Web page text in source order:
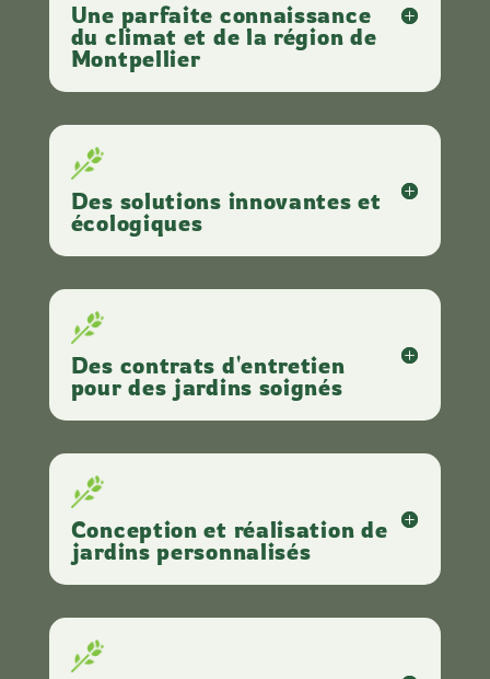
Une parfaite connaissance
du climat et de la région de
Montpellier
Des solutions innovantes et
écologiques
Des contrats d'entretien
pour des jardins soignés
Conception et réalisation de
jardins personnalisés